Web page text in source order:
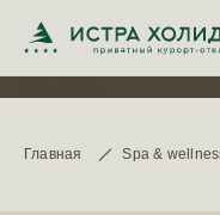
Главная Spa &